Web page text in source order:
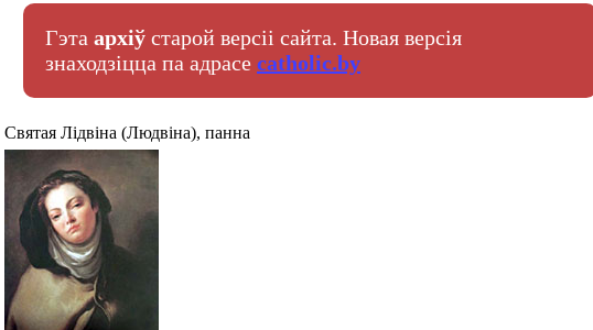
Гэта архіў старой версіі сайта. Новая версія
знаходзіцца па адрасе catholic.by
Святая Лідвіна (Людвіна), панна